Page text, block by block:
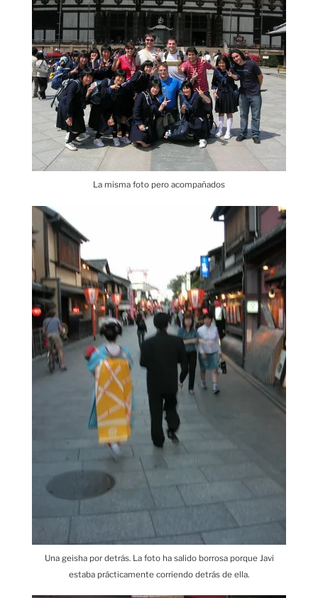
La misma foto pero acompañados
Una geisha por detrás. La foto ha salido borrosa porque Javi
estaba prácticamente corriendo detrás de ella.